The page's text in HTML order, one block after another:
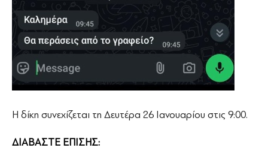
Η δίκη συνεχίζεται τη Δευτέρα 26 Ιανουαρίου στις 9:00.
ΔΙΑΒΑΣΤΕ ΕΠΙΣΗΣ: